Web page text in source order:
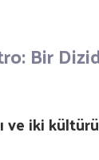
Bir
iki